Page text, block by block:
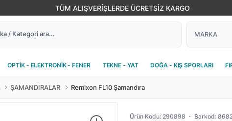
TÜM ALIŞVERİŞLERDE ÜCRETSİZ KARGO
OPTİK - ELEKTRONİK - FENER TEKNE - YAT DOĞA - KIŞ SPORLARI
ŞAMANDIRALAR Remixon FL10 Şamandıra
Ürün Kodu: 290898 Barkod: